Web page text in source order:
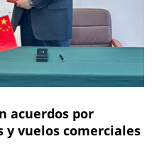
acuerdos por
vuelos comerciales